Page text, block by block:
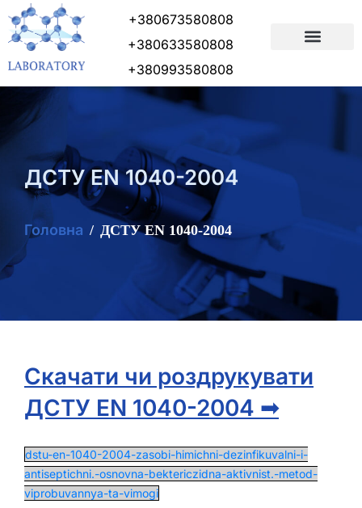
+380673580808
+380633580808
+380993580808
ДСТУ EN 1040-2004
Головна ДСТУ EN 1040-2004
Скачати чи роздрукувати
ДСТУ EN 1040-2004 ➟
dstu-en-1040-2004-zasobi-himichni-dezinfikuvalni-i-
antiseptichni.-osnovna-bektericzidna-aktivnist.-metod-
viprobuvannya-ta-vimogi